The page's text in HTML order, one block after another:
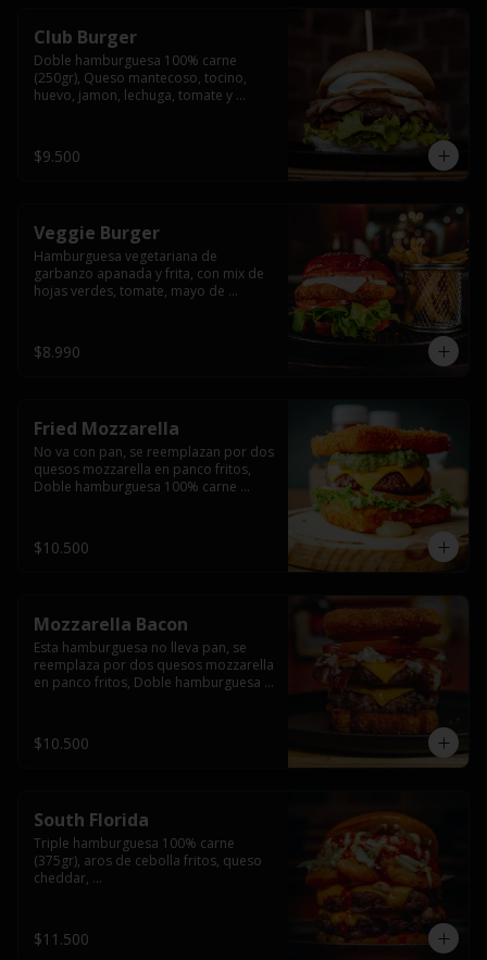
Club Burger
Doble hamburguesa 100% carne
(250gr), Queso mantecoso, tocino,
huevo, jamon, lechuga, tomate y
$9.500
Veggie Burger
Hamburguesa vegetariana de
garbanzo apanada y frita, con mix de
hojas verdes, tomate, mayo de
$8.990
Fried Mozzarella
No va con pan, se reemplazan por dos
quesos mozzarella en panco fritos,
Doble hamburguesa 100% carne
$10.500
Mozzarella Bacon
Esta hamburguesa no lleva pan, se
reemplaza por dos quesos mozzarella
en panco fritos, Doble hamburguesa
salsa BBQ acompañado de papas
fritas.
$10.500
South Florida
Triple hamburguesa 100% carne
(375gr), aros de cebolla fritos, queso
cheddar,
$11.500